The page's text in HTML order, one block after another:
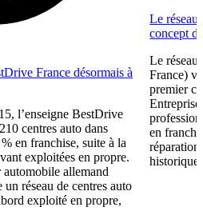
France désormais à
l’enseigne BestDrive
centres auto dans
en franchise, suite à la
exploitées en propre.
allemand
réseau de centres auto
exploité en propre,
Le réseau
concept
Le réseau
France)
premier
en
historique